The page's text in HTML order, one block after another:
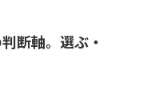
断軸。選ぶ・